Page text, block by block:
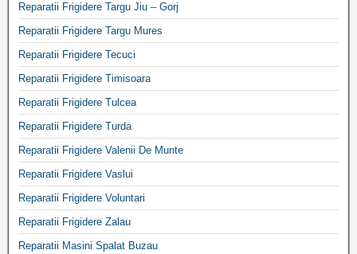
Reparatii Frigidere Targu Jiu – Gorj
Reparatii Frigidere Targu Mures
Reparatii Frigidere Tecuci
Reparatii Frigidere Timisoara
Reparatii Frigidere Tulcea
Reparatii Frigidere Turda
Reparatii Frigidere Valenii De Munte
Reparatii Frigidere Vaslui
Reparatii Frigidere Voluntari
Reparatii Frigidere Zalau
Reparatii Masini Spalat Buzau